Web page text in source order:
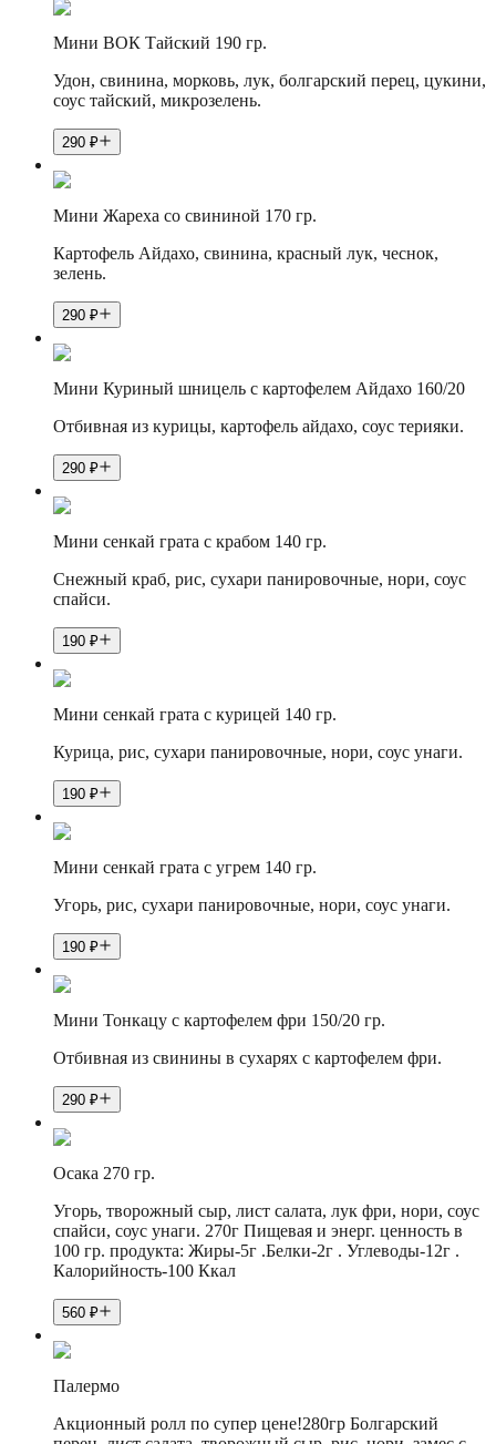
Мини ВОК Тайский 190 гр.
Удон, свинина, морковь, лук, болгарский перец, цукини,
соус тайский, микрозелень.
290 ₽
Мини Жареха со свининой 170 гр.
Картофель Айдахо, свинина, красный лук, чеснок,
зелень.
290 ₽
Мини Куриный шницель с картофелем Айдахо 160/20
Отбивная из курицы, картофель айдахо, соус терияки.
290 ₽
Мини сенкай грата с крабом 140 гр.
Снежный краб, рис, сухари панировочные, нори, соус
спайси.
190 ₽
Мини сенкай грата с курицей 140 гр.
Курица, рис, сухари панировочные, нори, соус унаги.
190 ₽
Мини сенкай грата с угрем 140 гр.
Угорь, рис, сухари панировочные, нори, соус унаги.
190 ₽
Мини Тонкацу с картофелем фри 150/20 гр.
Отбивная из свинины в сухарях с картофелем фри.
290 ₽
Осака 270 гр.
Угорь, творожный сыр, лист салата, лук фри, нори, соус
спайси, соус унаги. 270г Пищевая и энерг. ценность в
100 гр. продукта: Жиры-5г .Белки-2г . Углеводы-12г .
Калорийность-100 Ккал
560 ₽
Палермо
Акционный ролл по супер цене!280гр Болгарский